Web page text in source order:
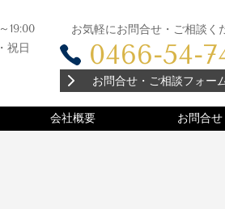
19:00
祝日
お気軽にお問合せ・ご相談く
0466-54-
お問合せ・ご相談フォー
会社概要 お問合せ